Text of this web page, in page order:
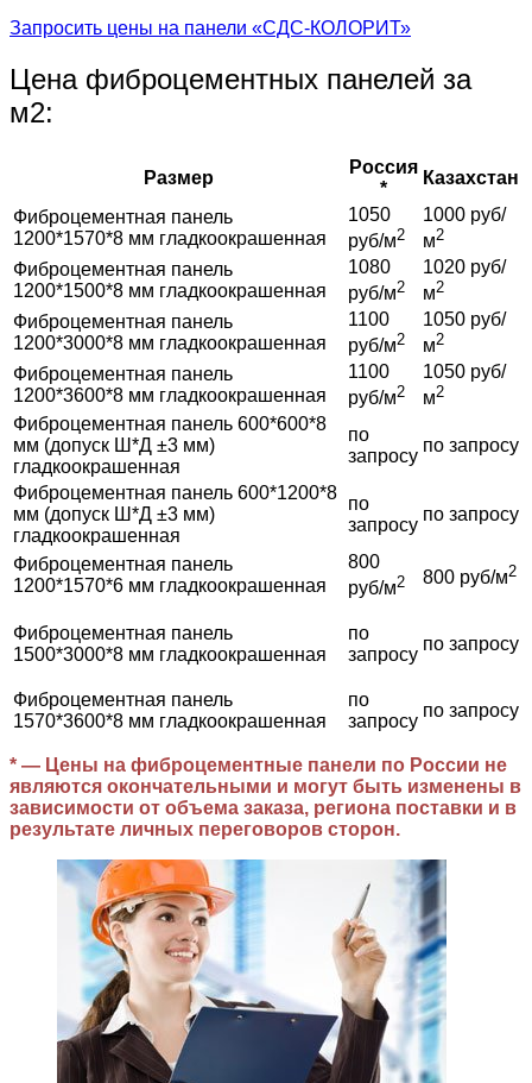
Запросить цены на панели «СДС-КОЛОРИТ»
Цена фиброцементных панелей за
м2:
Размер
Россия
*
Казахстан
Фиброцементная панель
1200*1570*8 мм гладкоокрашенная
1050
руб/м2
1000 руб/
м2
Фиброцементная панель
1200*1500*8 мм гладкоокрашенная
1080
руб/м2
1020 руб/
м2
Фиброцементная панель
1200*3000*8 мм гладкоокрашенная
1100
руб/м2
1050 руб/
м2
Фиброцементная панель
1200*3600*8 мм гладкоокрашенная
1100
руб/м2
1050 руб/
м2
Фиброцементная панель 600*600*8
мм (допуск Ш*Д ±3 мм)
гладкоокрашенная
по
запросу
по запросу
Фиброцементная панель 600*1200*8
мм (допуск Ш*Д ±3 мм)
гладкоокрашенная
по
запросу
по запросу
Фиброцементная панель
1200*1570*6 мм гладкоокрашенная
800
руб/м2 800 руб/м2
Фиброцементная панель
1500*3000*8 мм гладкоокрашенная
по
запросу
по запросу
Фиброцементная панель
1570*3600*8 мм гладкоокрашенная
по
запросу
по запросу
* — Цены на фиброцементные панели по России не
являются окончательными и могут быть изменены в
зависимости от объема заказа, региона поставки и в
результате личных переговоров сторон.